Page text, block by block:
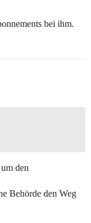
bei ihm.
den
Behörde den Weg